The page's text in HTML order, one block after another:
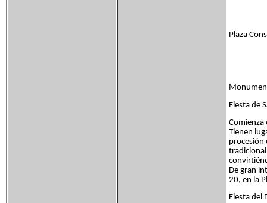
Plaza
Fiesta de
Comienza
Tienen
procesión
De gran
20, en la
Fiesta del